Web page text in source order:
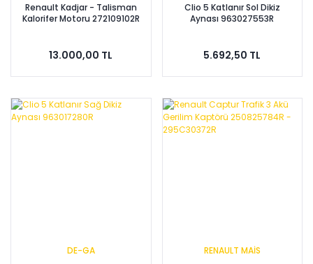
Renault Kadjar - Talisman
Kalorifer Motoru 272109102R
13.000,00 TL
Clio 5 Katlanır Sol Dikiz
Aynası 963027553R
5.692,50 TL
DE-GA
RENAULT MAİS